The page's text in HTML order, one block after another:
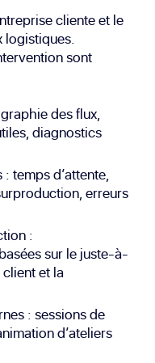
cliente et le
logistiques.
sont
des flux,
diagnostics
temps d’attente,
erreurs
:
sur le juste-à-
et la
: sessions de
d’ateliers